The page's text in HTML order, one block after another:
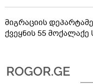
მიგრაციის
ქვეყნის 55